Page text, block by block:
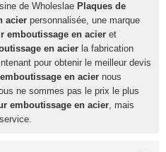
de Wholeslae Plaques de
acier personnalisée, une marque
emboutissage en acier et
en acier la fabrication
pour obtenir le meilleur devis
en acier nous
ne sommes pas le prix le plus
emboutissage en acier, mais